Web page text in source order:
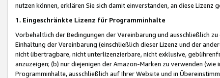
nutzen können, erklären Sie sich damit einverstanden, an diese Lizenz
1. Eingeschränkte Lizenz für Programminhalte
Vorbehaltlich der Bedingungen der Vereinbarung und ausschließlich
Einhaltung der Vereinbarung (einschließlich dieser Lizenz und der
nicht übertragbare, nicht unterlizenzierbare, nicht exklusive,
anzuzeigen; (b) nur diejenigen der Amazon-Marken zu verwenden
Programminhalte, ausschließlich auf Ihrer Website und in